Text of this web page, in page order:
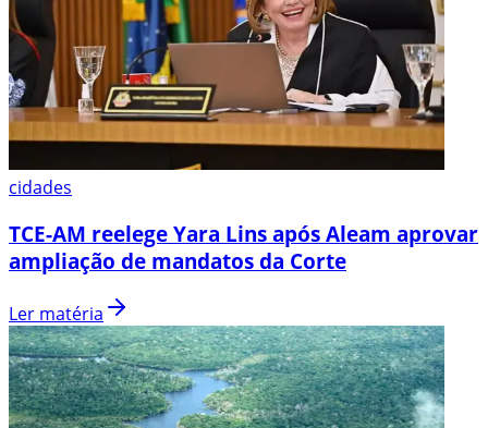
cidades
TCE-AM reelege Yara Lins após Aleam aprovar
ampliação de mandatos da Corte
Ler matéria